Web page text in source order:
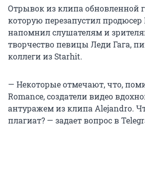
Отрывок из клипа обновленной
которую перезапустил
напомнил слушателям и
творчество певицы Леди Гага,
коллеги из Starhit.
— Некоторые отмечают, что,
Romance, создатели видео
антуражем из клипа Alejandro.
плагиат? — задает вопрос в